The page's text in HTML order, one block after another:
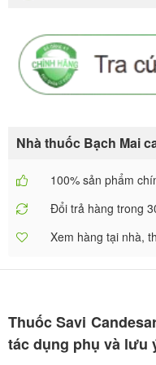
Nhà thuốc Bạch Mai
100% sản phẩm
Đổi trả hàng trong
Xem hàng tại nhà,
Thuốc Savi
tác dụng phụ và lưu